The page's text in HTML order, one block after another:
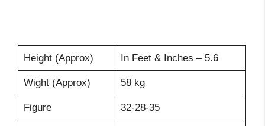
Height (Approx) In Feet & Inches – 5.6
Wight (Approx) 58 kg
Figure 32-28-35